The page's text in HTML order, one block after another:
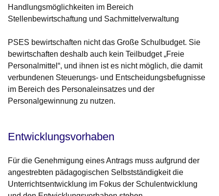
Handlungsmöglichkeiten im Bereich
Stellenbewirtschaftung und Sachmittelverwaltung
PSES bewirtschaften nicht das Große Schulbudget. Sie
bewirtschaften deshalb auch kein Teilbudget „Freie
Personalmittel“, und ihnen ist es nicht möglich, die damit
verbundenen Steuerungs- und Entscheidungsbefugnisse
im Bereich des Personaleinsatzes und der
Personalgewinnung zu nutzen.
Entwicklungsvorhaben
Für die Genehmigung eines Antrags muss aufgrund der
angestrebten pädagogischen Selbstständigkeit die
Unterrichtsentwicklung im Fokus der Schulentwicklung